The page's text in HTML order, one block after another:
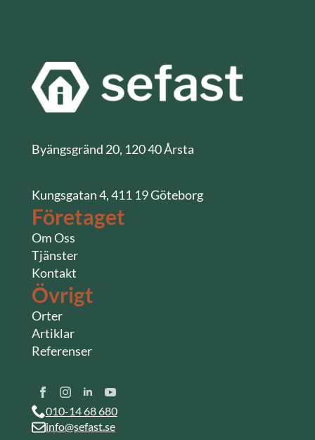
Byängsgränd 20, 120 40 Årsta
Kungsgatan 4, 411 19 Göteborg
Företaget
Om Oss
Tjänster
Kontakt
Övrigt
Orter
Artiklar
Referenser
010-14 68 680
info@sefast.se